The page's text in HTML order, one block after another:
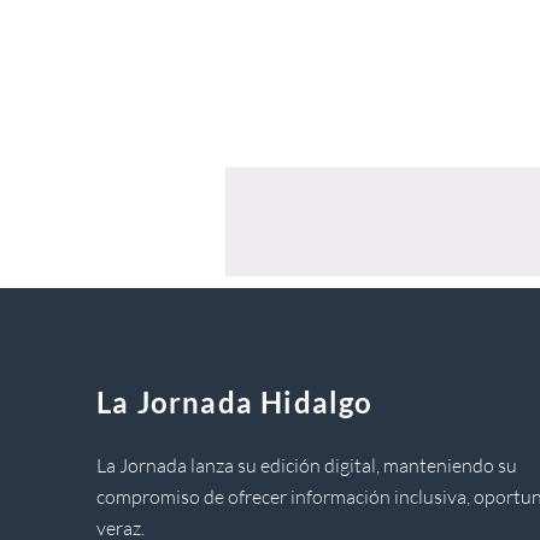
La Jornada Hidalgo
La Jornada lanza su edición digital, manteniendo su
compromiso de ofrecer información inclusiva,
veraz.